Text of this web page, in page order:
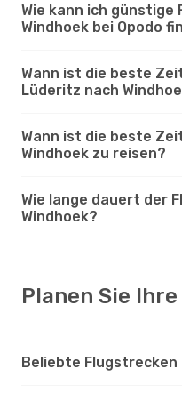
Wie kann ich günstige
Windhoek bei Opodo
Wann ist die beste
Lüderitz nach
Wann ist die beste
Windhoek zu reisen?
Wie lange dauert der
Windhoek?
Planen Sie Ihre
Beliebte Flugstrecken